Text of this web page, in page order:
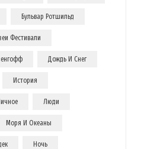
Бульвар Ротшильд
Фестивали
Дождь И Снег
История
Люди
Моря И Океаны
Ночь